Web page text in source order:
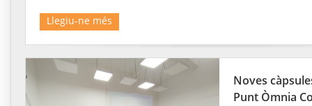
Llegiu-ne més
Noves
Punt Òmnia